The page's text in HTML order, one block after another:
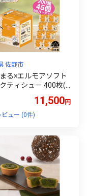
佐野市
る×エルモアソフト
ティシュー 400枚(2
)×45パック＜ティッ
＞【1184437】11,500円
ビュー (0件)